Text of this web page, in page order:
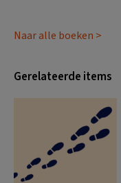
Naar alle boeken >
Gerelateerde items